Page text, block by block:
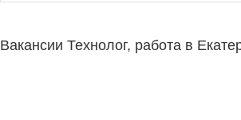
Вакансии Технолог, работа в